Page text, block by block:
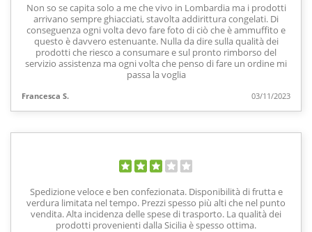
Non so se capita solo a me che vivo in Lombardia ma i prodotti
arrivano sempre ghiacciati, stavolta addirittura congelati. Di
conseguenza ogni volta devo fare foto di ciò che è ammuffito e
questo è davvero estenuante. Nulla da dire sulla qualità dei
prodotti che riesco a consumare e sul pronto rimborso del
servizio assistenza ma ogni volta che penso di fare un ordine mi
passa la voglia
Francesca S. 03/11/2023
Spedizione veloce e ben confezionata. Disponibilità di frutta e
verdura limitata nel tempo. Prezzi spesso più alti che nel punto
vendita. Alta incidenza delle spese di trasporto. La qualità dei
prodotti provenienti dalla Sicilia è spesso ottima.